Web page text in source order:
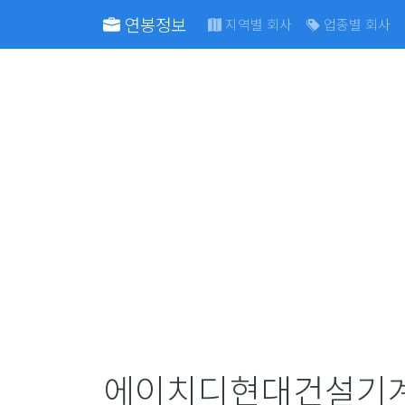
연봉정보 지역별 회사 업종별 회사
에이치디현대건설기